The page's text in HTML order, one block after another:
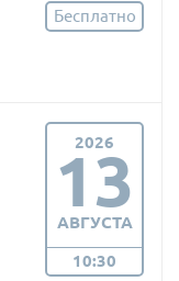
Бесплатно
2026
13
АВГУСТА
10:30